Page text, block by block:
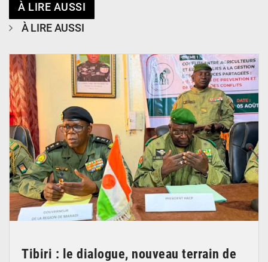
À LIRE AUSSI
À LIRE AUSSI
Tibiri : le dialogue, nouveau terrain de